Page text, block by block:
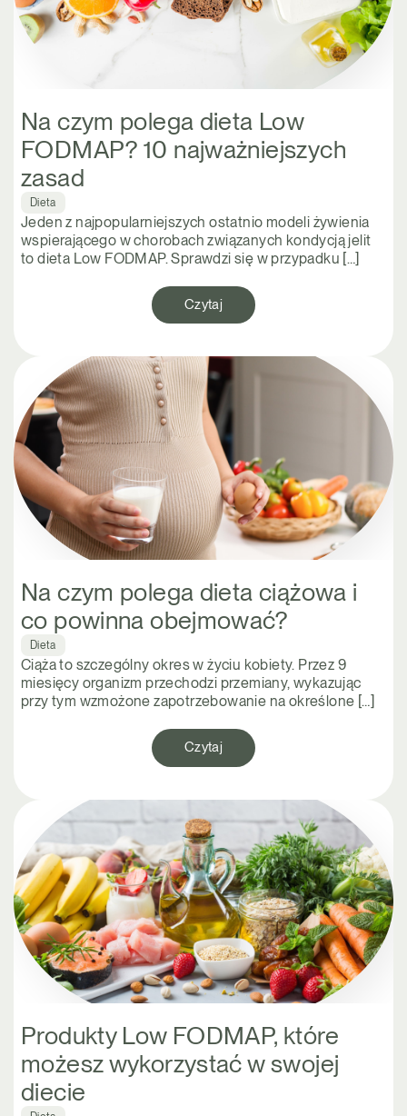
Na czym polega dieta Low
FODMAP? 10 najważniejszych
zasad
Dieta
Jeden z najpopularniejszych ostatnio modeli żywienia
wspierającego w chorobach związanych kondycją jelit
to dieta Low FODMAP. Sprawdzi się w przypadku […]
Czytaj
Na czym polega dieta ciążowa i
co powinna obejmować?
Dieta
Ciąża to szczególny okres w życiu kobiety. Przez 9
miesięcy organizm przechodzi przemiany, wykazując
przy tym wzmożone zapotrzebowanie na określone […]
Czytaj
Produkty Low FODMAP, które
możesz wykorzystać w swojej
diecie